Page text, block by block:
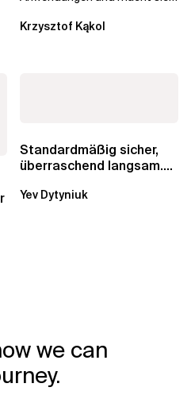
Durch die Automatisierung...
Krzysztof Kąkol
Standardmäßig sicher,
überraschend langsam.
über die RDS...
Yev Dytyniuk
we can